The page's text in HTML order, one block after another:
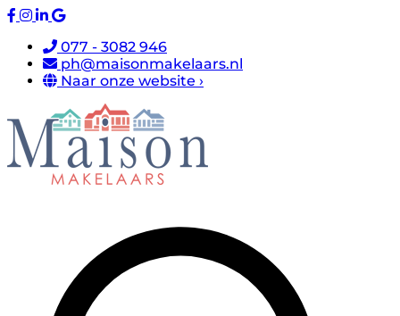
077 - 3082 946
ph@maisonmakelaars.nl
Naar onze website ›